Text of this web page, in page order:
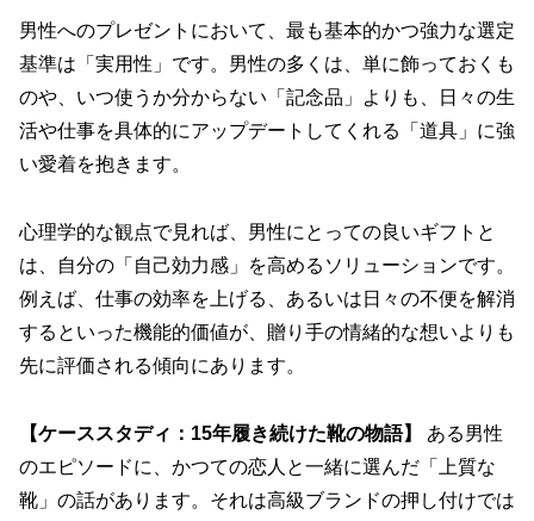
男性へのプレゼントにおいて、最も基本的かつ強力な選定
基準は「実用性」です。男性の多くは、単に飾っておくも
のや、いつ使うか分からない「記念品」よりも、日々の生
活や仕事を具体的にアップデートしてくれる「道具」に強
い愛着を抱きます。
心理学的な観点で見れば、男性にとっての良いギフトと
は、自分の「自己効力感」を高めるソリューションです。
例えば、仕事の効率を上げる、あるいは日々の不便を解消
するといった機能的価値が、贈り手の情緒的な想いよりも
先に評価される傾向にあります。
【ケーススタディ：15年履き続けた靴の物語】
ある男性
のエピソードに、かつての恋人と一緒に選んだ「上質な
靴」の話があります。それは高級ブランドの押し付けでは